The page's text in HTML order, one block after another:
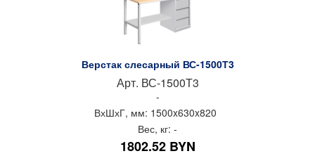
Верстак слесарный ВС-1500Т3
Арт. ВС-1500Т3
-
ВхШхГ, мм: 1500x630x820
Вес, кг: -
1802.52 BYN